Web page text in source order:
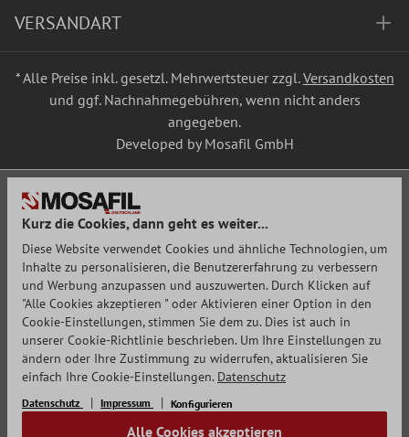
VERSANDART
* Alle Preise inkl. gesetzl. Mehrwertsteuer zzgl.Versandkosten
und ggf. Nachnahmegebühren, wenn nicht anders
angegeben.
Developed by Mosafil GmbH
Kurz die Cookies, dann geht es weiter...
Diese Website verwendet Cookies und ähnliche Technologien, um
Inhalte zu personalisieren, die Benutzererfahrung zu verbessern
und Werbung anzupassen und auszuwerten. Durch Klicken auf
"Alle Cookies akzeptieren " oder Aktivieren einer Option in den
Cookie-Einstellungen, stimmen Sie dem zu. Dies ist auch in
unserer Cookie-Richtlinie beschrieben. Um Ihre Einstellungen zu
ändern oder Ihre Zustimmung zu widerrufen, aktualisieren Sie
einfach Ihre Cookie-Einstellungen. Datenschutz
Datenschutz Impressum Konfigurieren
Alle Cookies akzeptieren